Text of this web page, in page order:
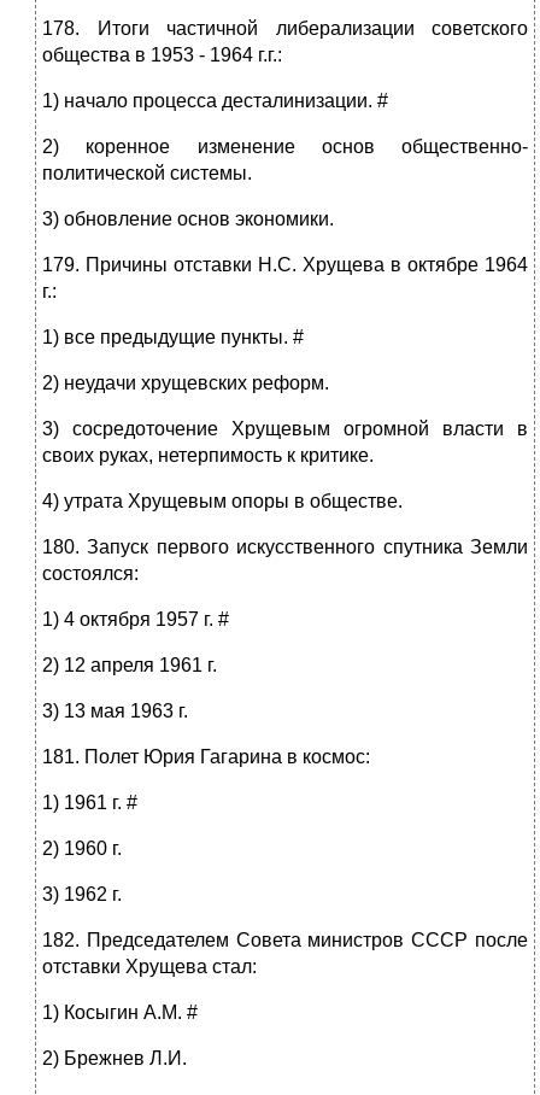
178. Итоги частичной либерализации советского
общества в 1953 - 1964 г.г.:
1) начало процесса десталинизации. #
2) коренное изменение основ общественно-
политической системы.
3) обновление основ экономики.
179. Причины отставки Н.С. Хрущева в октябре 1964
г.:
1) все предыдущие пункты. #
2) неудачи хрущевских реформ.
3) сосредоточение Хрущевым огромной власти в
своих руках, нетерпимость к критике.
4) утрата Хрущевым опоры в обществе.
180. Запуск первого искусственного спутника Земли
состоялся:
1) 4 октября 1957 г. #
2) 12 апреля 1961 г.
3) 13 мая 1963 г.
181. Полет Юрия Гагарина в космос:
1) 1961 г. #
2) 1960 г.
3) 1962 г.
182. Председателем Совета министров СССР после
отставки Хрущева стал:
1) Косыгин А.М. #
2) Брежнев Л.И.